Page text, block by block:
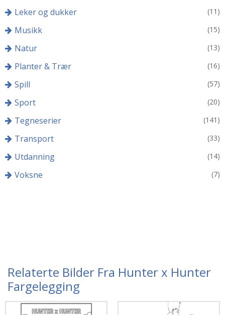
Leker og dukker (11)
Musikk (15)
Natur (13)
Planter & Trær (16)
Spill (57)
Sport (20)
Tegneserier (141)
Transport (33)
Utdanning (14)
Voksne (7)
Relaterte Bilder Fra Hunter x Hunter
Fargelegging